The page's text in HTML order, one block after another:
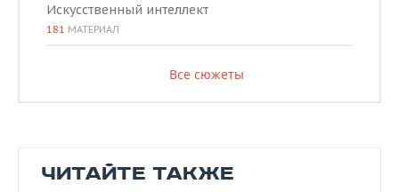
Искусственный интеллект
181 МАТЕРИАЛ
Все сюжеты
ЧИТАЙТЕ ТАКЖЕ